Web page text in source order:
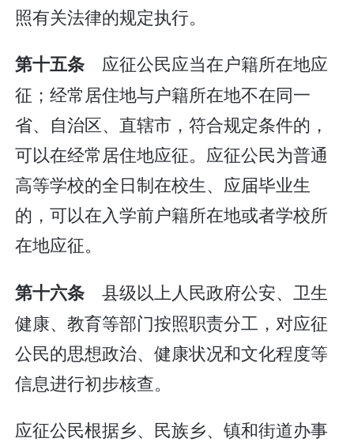
照有关法律的规定执行。
第十五条 应征公民应当在户籍所在地应
征；经常居住地与户籍所在地不在同一
省、自治区、直辖市，符合规定条件的，
可以在经常居住地应征。应征公民为普通
高等学校的全日制在校生、应届毕业生
的，可以在入学前户籍所在地或者学校所
在地应征。
第十六条 县级以上人民政府公安、卫生
健康、教育等部门按照职责分工，对应征
公民的思想政治、健康状况和文化程度等
信息进行初步核查。
应征公民根据乡、民族乡、镇和街道办事